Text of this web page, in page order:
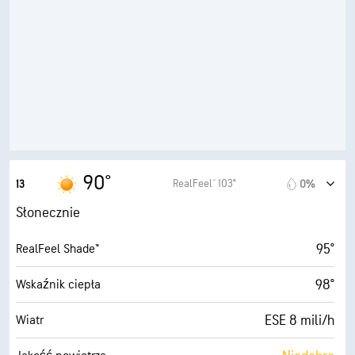
Widoczność 10 mili
Pułap chmur
13 90° RealFeel® 103° 0%
Słonecznie
RealFeel Shade™ 95°
Wskaźnik ciepła 98°
Wiatr ESE 8 mili/h